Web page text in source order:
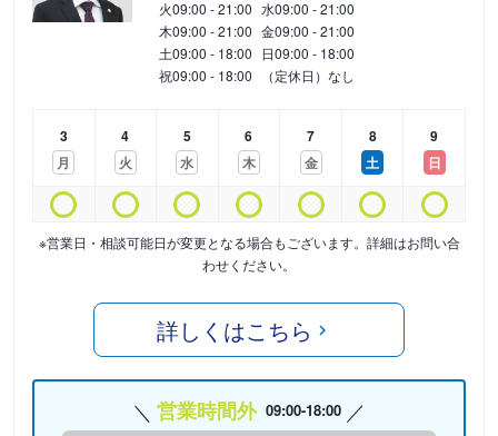
火09:00 - 21:00 水09:00 - 21:00
木09:00 - 21:00 金09:00 - 21:00
土09:00 - 18:00 日09:00 - 18:00
祝09:00 - 18:00 （定休日）なし
3
月
4
火
5
水
6
木
7
金
8
土
9
日
※営業日・相談可能日が変更となる場合もございます。詳細はお問い合
わせください。
詳しくはこちら
営業時間外 09:00-18:00